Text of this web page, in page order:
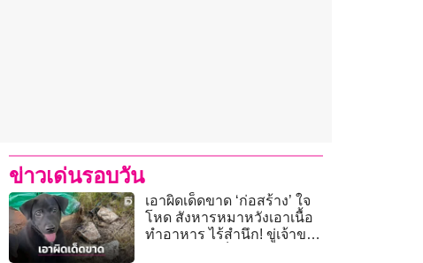
ข่าวเด่นรอบวัน
เอาผิดเด็ดขาด ‘ก่อสร้าง’ ใจ
โหด สังหารหมาหวังเอาเนื้อ
ทำอาหาร ไร้สำนึก! ขู่เจ้าของ